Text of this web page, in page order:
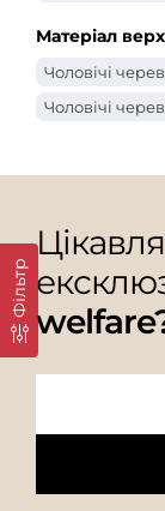
Фільтр
Матеріал
Чоловічі
Чоловічі